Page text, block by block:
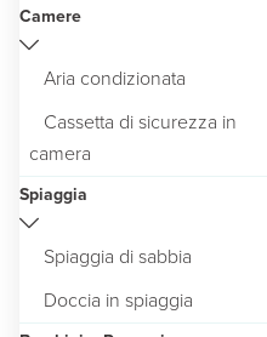
Camere
Aria condizionata
Cassetta di sicurezza in
camera
Spiaggia
Spiaggia di sabbia
Doccia in spiaggia